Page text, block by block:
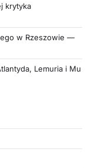
krytyka
w Rzeszowie —
Lemuria i Mu